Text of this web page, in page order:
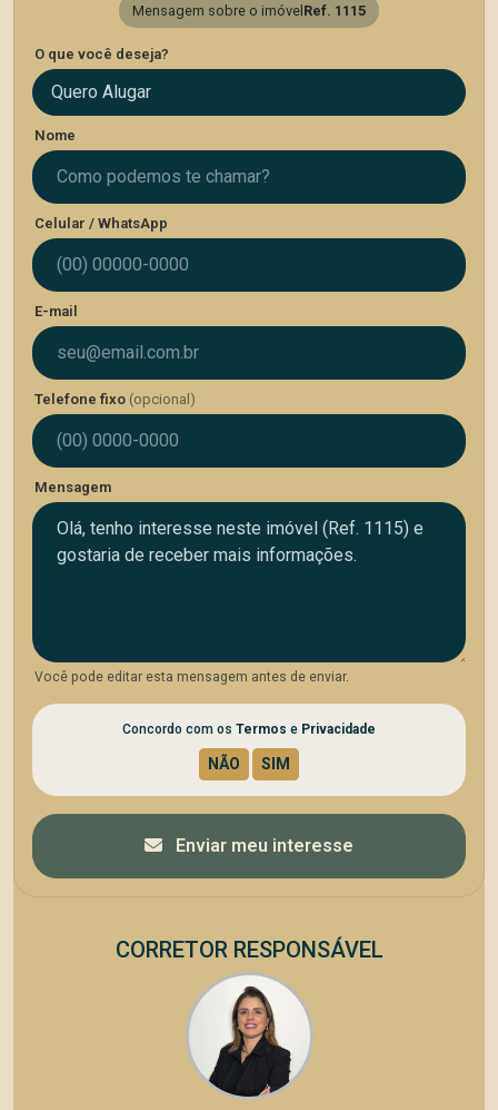
Mensagem sobre o imóvelRef. 1115
O que você deseja?
Quero Alugar
Nome
Celular / WhatsApp
E-mail
Telefone fixo (opcional)
Mensagem
Você pode editar esta mensagem antes de enviar.
Concordo com os Termos e Privacidade
Enviar meu interesse
CORRETOR RESPONSÁVEL